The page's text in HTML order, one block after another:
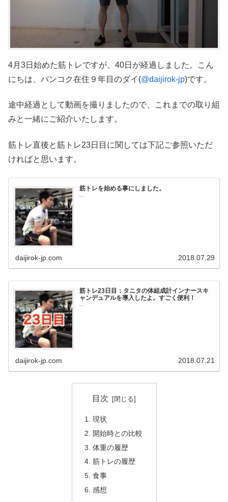
4月3日始めた筋トレですが、40日が経過しました。こん
にちは、バンコク在住９年目のダイ(@daijirok-jp)です。
途中経過として動画を撮りましたので、これまでの取り組
みと一緒にご紹介いたします。
筋トレ直後と筋トレ23日目に関しては下記ご参照いただ
ければと思います。
筋トレを始める事にしました。
daijirok-jp.com 2018.07.29
筋トレ23日目：タニタの体組成計インナースキ
ャンデュアルを導入したよ。すごく便利！
...
daijirok-jp.com 2018.07.21
目次
現状
開始時との比較
体重の履歴
筋トレの履歴
食事
感想